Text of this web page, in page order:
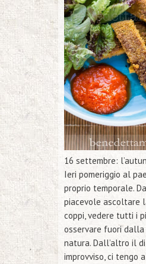
16 settembre:
Ieri pomeriggio al
proprio temporale.
piacevole ascoltare
coppi, vedere tutti i
osservare fuori
natura. Dall’altro il
improvviso, ci tengo